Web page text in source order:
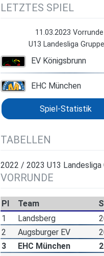
LETZTES SPIEL
11.03.2023 Vorrunde
U13 Landesliga
EV Königsbrunn
EHC München
Spiel-Statistik
TABELLEN
2022 / 2023 U13 Landesliga
VORRUNDE
Pl Team
1
Landsberg
2
Augsburger EV
3
EHC München